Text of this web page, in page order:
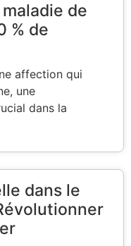
de
% de
affection qui
une
dans la
dans le